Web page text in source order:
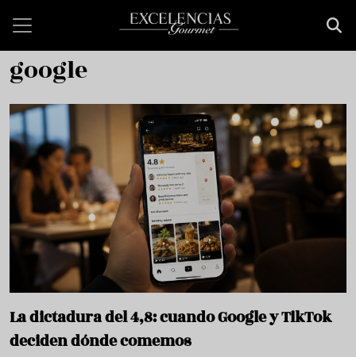
google
La dictadura del 4,8: cuando Google y TikTok
deciden dónde comemos